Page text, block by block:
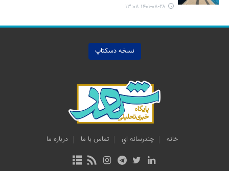
۱۴۰۱-۰۸-۲۸ ۱۳:۰۸
نسخه دسکتاپ
خانه چندرسانه اي تماس با ما درباره ما